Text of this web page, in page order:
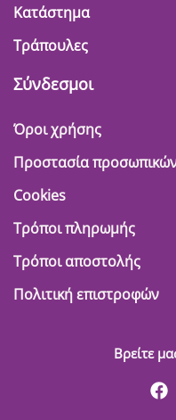
Κατάστημα
Τράπουλες
Σύνδεσμοι
Όροι χρήσης
Προστασία
Cookies
Τρόποι πληρωμής
Τρόποι αποστολής
Πολιτική επιστροφών
Βρείτε